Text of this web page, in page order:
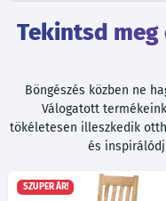
Tekintsd
Böngészés közben ne
Válogatott
tökéletesen illeszkedik
és
SZUPER ÁR!